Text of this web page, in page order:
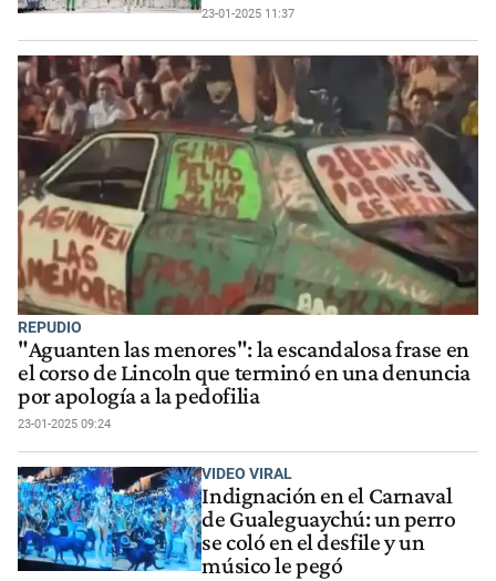
23-01-2025 11:37
REPUDIO
"Aguanten las menores": la escandalosa frase en
el corso de Lincoln que terminó en una denuncia
por apología a la pedofilia
23-01-2025 09:24
VIDEO VIRAL
Indignación en el Carnaval
de Gualeguaychú: un perro
se coló en el desfile y un
músico le pegó